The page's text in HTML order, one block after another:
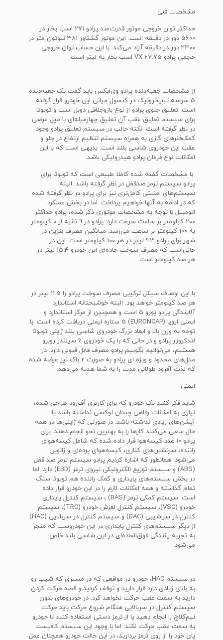
مشخصات فنی
حداکثر توان خروجی موتور قدرت‌مند پرادو 271 اسب بخار در
5600 دور در دقیقه است. این موتور گشتاور 381 نیوتون متر در
4400 دور در دقیقه آزاد می‌کند. با این حساب توان خروجی
حجمی پرادو VX 67.75 اسب بخار به لیتر است.
از مشخصات جعبه‌دنده پرادو وی‌ایکس باید گفت یک جعبه‌دنده
5 سرعته تیپ‌ترونیک در کنسول میانی این خودرو قرار گرفته
است. تعلیق جلوی پرادو از نوع بازوجناقی دوبل است و تویوتا
برای سیستم تعلیق عقب آن تعلیق چهارمیله‌ای با میل عرضی
در نظر گرفته است. نکته جالب در سیستم تعلیق پرادو وجود
کمک‌فنرهای گازی به همراه سیستم تنظیم ارتفاع در جلو و
عقب این خودروی شاسی بلند است. بدیهی است که با این
امکانات نوع فرمان پرادو هیدرولیکی باشد.
با مشخصات گفته شده کاملا طبیعی است که تویوتا برای
پرادو سیستم ترمز ضدقفل در نظر گرفته باشد. البته
سیستم‌های امنیتی کامل‌تری نیز برای پرادو در نظر گرفته شده
که در ادامه به آنها خواهیم پرداخت. اما در بخش عملکرد
اتومبیل با توجه به مشخصات موتوری ذکر شده، پرادو حداکثر
200 کیلومتر بر ساعت سرعت دارد. پرادو در 9 ثانیه از 0 کیلومتر
به 100 کیلومتر بر ساعت می‌رسد. میانگین مصرف بنزین در
شهر برای پرادو 9.3 لیتر در هر 100 کیلومتر است. این در
حالی‌است که مصرف سوخت جاده‌ای این خودرو 15.4 لیتر در
هر صد کیلومتر است.
با این اوصاف سیکل ترکیبی مصرف سوخت پرادو را 11.5 لیتر در
هر صد کیلومتر خواهد بود. البته خوشبختانه استاندارد
آلایندگی پرادو یورو 5 است و همچنین از مرکز استاندارد و
ایمنی اروپا (EURONCAP) 5 ستاره ایمنی دریافت کرده است. با
توجه به وزن بالا و ابعاد بزرگ خودروی شاسی بلند ژاپنی تویوتا
لندکروزر پرادو و در حالی که با یک خودروی 6 سیلندر روبرو
هستیم، می‌توانیم بگوییم پرادو مصرف قابل قبولی دارد. در
مدل‌های محدود و ویژه ای پرادو به صورت 2 باک نیز عرضه شده
که لذت آفرود طولانی مدت را به شما هدیه می‌دهد.
ایمنی
شاید فکر کنید یک خودرو که برای کاربری أف‌رود طراحی شده،
نیازی به امکانات رفاهی چندان لوکسی نداشته باشد یا
آپشن‌های زیادی نداشته باشد. در صورتی که ژاپنی‌ها در همه
حال سعی می‌کنند کارها را به بهترین نحو انجام دهند. برای
پرادو 10 عدد کیسه‌هوا قرار داده شده که شامل کیسه‌هوای
راننده، سرنشین‌های کناری، کیسه‌هوای پرده‌ای و زانویی
می‌شود. همانطور که اشاره کردیم پرادو سیستم ترمز ضد قفل
(ABS) و سیستم توزیع الکترونیکی نیروی ترمز (EBD) دارد. اما
در بخش سیستم‌های پایداری و کمک راننده هم تویوتا سنگ
تمام گذاشته و همه امکانات لازم را در این خودرو قرار داده
است. سیستم کمکی ترمز (BAS) ، سیستم کنترل پایداری
خودرو (VSC)، سیستم کنترل لغزش خودرو (TRC)، سیستم
کنترل در سراشیبی (DAC) و سیستم کنترل در سربالایی (HAC)
از دیگر سیستم‌های کنترل پایداری در این خودروست که منجر
به تجربه رانندگی فوق‌العاده‌ای در این شاسی بلند خاص
می‌شود.
در سیستم HAC، خودرو در مواقعی که در مسیری که شیب رو
به بالای زیادی دارد قرار دارید و توقف کردید و قصد حرکت کردن
دارید به سمت عقب حرکت نخواهد کرد. در خودروهای بدون
سیستم کنترل در سربالایی هنگام شروع حرکت باید حرکت
نیم‌کلاچ را انجام دهید یا از ترمز دستی استفاده کنید تا خودرو
به سمت عقب حرکت نکند. اما با وجود این سیستم کافیست
پای خود را از روی ترمز بردارید، در این حالت خودرو همچنان عمل